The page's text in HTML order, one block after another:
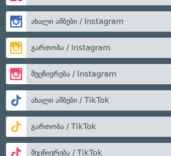
ახალი ამბები / Instagram
გართობა / Instagram
მეცნიერება / Instagram
ახალი ამბები / TikTok
გართობა / TikTok
მეცნიერება / TikTok